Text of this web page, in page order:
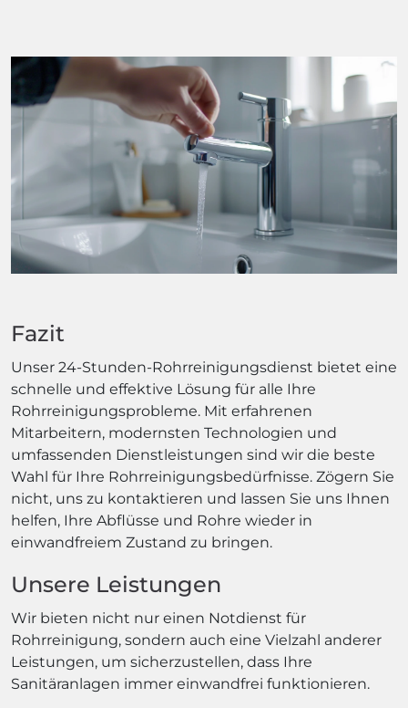
Fazit
Unser 24-Stunden-Rohrreinigungsdienst bietet eine
schnelle und effektive Lösung für alle Ihre
Rohrreinigungsprobleme. Mit erfahrenen
Mitarbeitern, modernsten Technologien und
umfassenden Dienstleistungen sind wir die beste
Wahl für Ihre Rohrreinigungsbedürfnisse. Zögern Sie
nicht, uns zu kontaktieren und lassen Sie uns Ihnen
helfen, Ihre Abflüsse und Rohre wieder in
einwandfreiem Zustand zu bringen.
Unsere Leistungen
Wir bieten nicht nur einen Notdienst für
Rohrreinigung, sondern auch eine Vielzahl anderer
Leistungen, um sicherzustellen, dass Ihre
Sanitäranlagen immer einwandfrei funktionieren.